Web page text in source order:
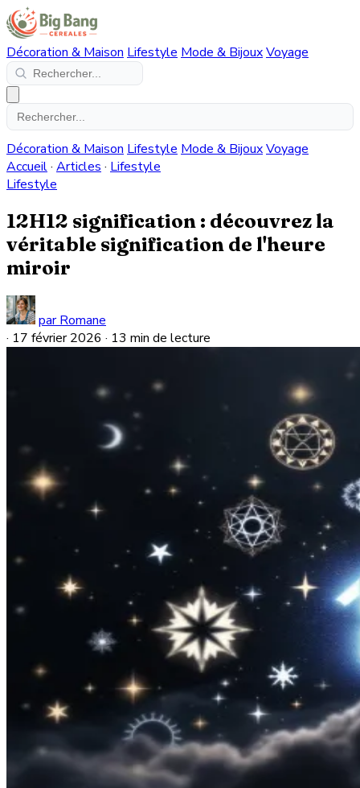
Décoration & Maison Lifestyle Mode & BijouxVoyage
Décoration & Maison Lifestyle Mode & BijouxVoyage
Accueil· Articles · Lifestyle
Lifestyle
12H12 signification : découvrez la
véritable signification de l'heure
miroir
par Romane
· 17 février 2026 · 13 min de lecture